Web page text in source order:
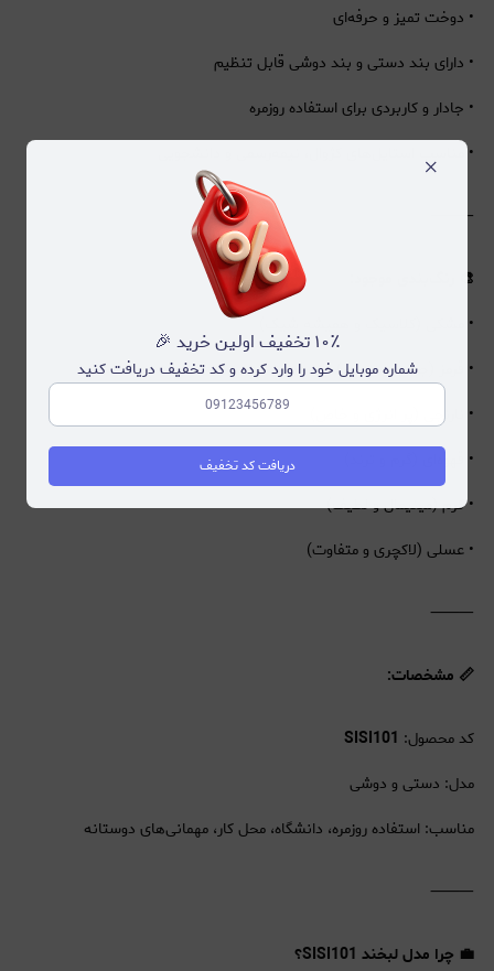
• دوخت تمیز و حرفه‌ای
• دارای بند دستی و بند دوشی قابل تنظیم
• جادار و کاربردی برای استفاده روزمره
• مناسب استایل‌های کژوال، نیمه‌رسمی و دانشجویی
⸻
🎨 رنگ‌بندی موجود:
• مشکی (کلاسیک و همیشه شیک)
• قرمز (جذاب و جسور)
• نارنجی (پر انرژی و خاص)
• قهوه‌ای (گرم و ترند)
• کرم (مینیمال و لطیف)
• عسلی (لاکچری و متفاوت)
⸻
📏 مشخصات:
کد محصول: SISI101
مدل: دستی و دوشی
مناسب: استفاده روزمره، دانشگاه، محل کار، مهمانی‌های دوستانه
⸻
💼 چرا مدل لبخند SISI101؟
×
۱۰٪ تخفیف اولین خرید 🎉
شماره موبایل خود را وارد کرده و کد تخفیف دریافت کنید
دریافت کد تخفیف